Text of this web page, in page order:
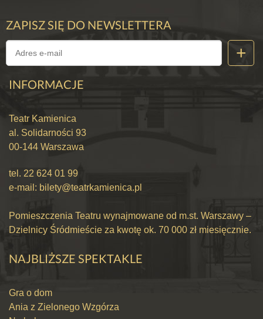
ZAPISZ SIĘ DO NEWSLETTERA
INFORMACJE
Teatr Kamienica
al. Solidarności 93
00-144 Warszawa
tel. 22 624 01 99
e-mail: bilety@teatrkamienica.pl
Pomieszczenia Teatru wynajmowane od m.st. Warszawy –
Dzielnicy Śródmieście za kwotę ok. 70 000 zł miesięcznie.
NAJBLIŻSZE SPEKTAKLE
Gra o dom
Ania z Zielonego Wzgórza